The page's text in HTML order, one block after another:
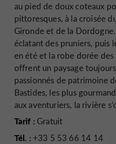
au pied de doux coteaux
pittoresques, à la croisée
Gironde et de la
éclatant des pruniers, puis
en été et la robe dorée des
offrent un paysage
passionnés de patrimoine
Bastides, les plus
aux aventuriers, la rivière
Tarif :Gratuit
Tél. :+33 5 53 66 14 14